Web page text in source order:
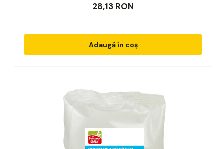
28,13 RON
Adaugă în coș